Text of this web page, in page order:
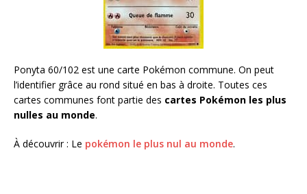
Ponyta 60/102 est une carte Pokémon commune. On peut
l’identifier grâce au rond situé en bas à droite. Toutes ces
cartes communes font partie des cartes Pokémon les plus
nulles au monde.
À découvrir : Le pokémon le plus nul au monde.